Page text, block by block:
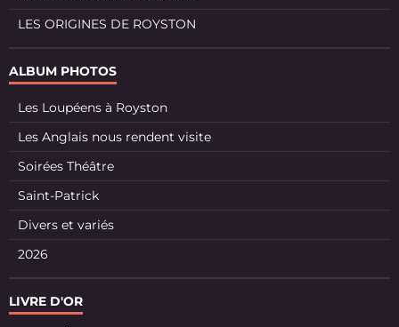
LES ORIGINES DE ROYSTON
ALBUM PHOTOS
Les Loupéens à Royston
Les Anglais nous rendent visite
Soirées Théâtre
Saint-Patrick
Divers et variés
2026
LIVRE D'OR